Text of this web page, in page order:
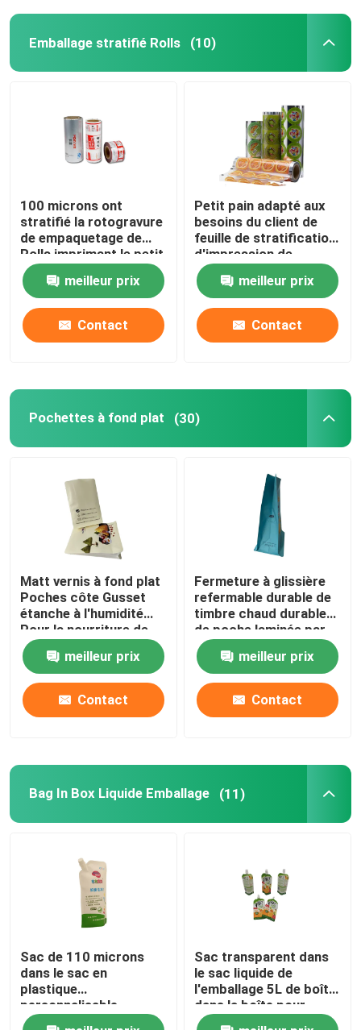
Emballage stratifié Rolls (10)
100 microns ont
stratifié la rotogravure
de empaquetage de
Rolls imprimant le petit
pain de film en stratifié
meilleur prix
Contact
Petit pain adapté aux
besoins du client de
feuille de stratification
d'impression de
rotogravure de petit
pain de film de
stratification de CPP
meilleur prix
Contact
Pochettes à fond plat (30)
Matt vernis à fond plat
Poches côte Gusset
étanche à l'humidité
Pour la nourriture de
riz
meilleur prix
Contact
Fermeture à glissière
refermable durable de
timbre chaud durable
de poche laminée par
doux
meilleur prix
Contact
Bag In Box Liquide Emballage (11)
Sac de 110 microns
dans le sac en
plastique
personnalisable
d'épaisseur liquide
Sac transparent dans
le sac liquide de
l'emballage 5L de boîte
dans la boîte pour
l'huile de l'eau